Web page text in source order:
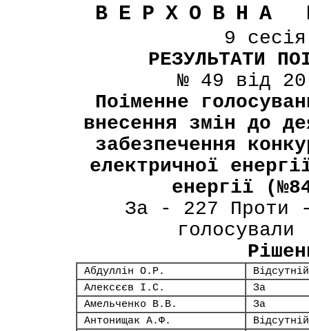
ВЕРХОВНА
9
РЕЗУЛЬТАТИ
№ 49 від
Поіменне
внесення змін до
забезпечення
електричної
енергії
За - 227 Проти
Абдуллін О.Р.
Відсутній
Алексєєв І.С.
За
Амельченко В.В.
За
Антонищак А.Ф.
Відсутній